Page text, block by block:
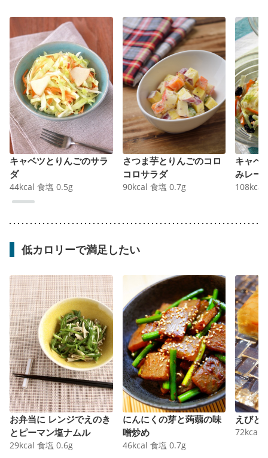
キャベツとりんごのサラ
ダ
44kcal 食塩 0.5g
さつま芋とりんごのコロ
コロサラダ
90kcal 食塩 0.7g
キャベ
みレー
108kcal
低カロリーで満足したい
お弁当に レンジでえのき
とピーマン塩ナムル
29kcal 食塩 0.6g
にんにくの芽と蒟蒻の味
噌炒め
46kcal 食塩 0.7g
えびと
72kcal